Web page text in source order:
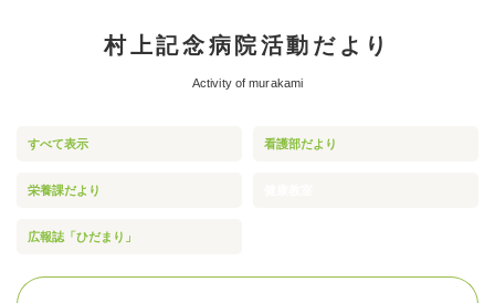
村上記念病院活動だより
Activity of murakami
すべて表示 看護部だより
栄養課だより
広報誌「ひだまり」